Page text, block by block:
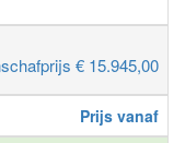
€ 15.945,00
Prijs vanaf